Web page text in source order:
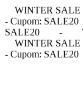
WINTER SALE
- Cupom: SALE20
SALE20
-
WINTER SALE
- Cupom: SALE20